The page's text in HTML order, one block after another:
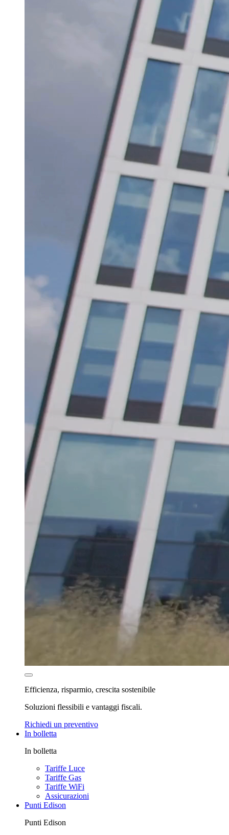
Efficienza, risparmio, crescita sostenibile
Soluzioni flessibili e vantaggi fiscali.
Richiedi un preventivo
In bolletta
In bolletta
Tariffe Luce
Tariffe Gas
Tariffe WiFi
Assicurazioni
Punti Edison
Punti Edison